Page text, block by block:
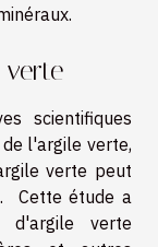
verte
scientifiques
l'argile verte,
verte peut
Cette étude a
d'argile verte